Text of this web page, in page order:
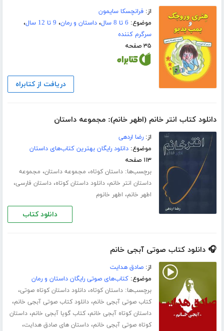
از:فرانچسکا سایمون
موضوع: 6 تا 8 سال ،داستان و رمان، 9 تا 12 سال
،
سرگرم کننده
۳۵ صفحه
دریافت از کتابراه
دانلود کتاب انتر خانم (اطهر خانم): مجموعه داستان
از:رضا اردهی
موضوع:دانلود رایگان بهترین کتاب‌های داستان
۱۱۳ صفحه
برچسب‌ها:داستان کوتاه، مجموعه داستان، مجموعه
داستان انتر خانم،دانلود داستان کوتاه،داستان فارسی،
اطهر خانم، اطهر خانوم
دانلود کتاب
🎧 دانلود کتاب صوتی آبجی خانم
از:صادق هدایت
موضوع:کتاب‌های صوتی رایگان داستان و رمان
برچسب‌ها:داستان کوتاه،دانلود داستان کوتاه صوتی،
کتاب صوتی آبجی خانم،دانلود کتاب صوتی آبجی خانم،
داستان کوتاه آبجی خانم،کتاب گویا آبجی خانم،داستان
کوتاه صوتی آبجی خانم،داستان های صادق هدایت،